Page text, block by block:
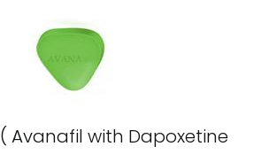
( Avanafil with Dapoxetine